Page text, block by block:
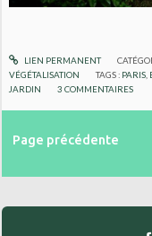
LIEN PERMANENT
VÉGÉTALISATION
TAGS : PARIS
JARDIN
3 COMMENTAIRES
Page précédente